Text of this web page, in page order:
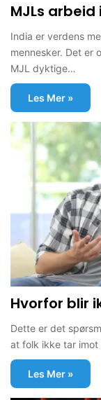
MJLs arbeid
India er verdens
mennesker. Det er
MJL dyktige…
Les Mer »
Hvorfor blir
Dette er det
at folk ikke tar
Les Mer »